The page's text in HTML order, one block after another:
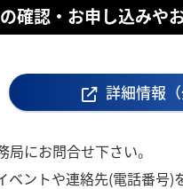
確認・お申し込みや
詳細情報（
にお問合せ下さい。
ントや連絡先(電話番号)